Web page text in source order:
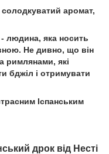
аромат,
людина, яка носить
Не дивно, що він
римлянами, які
бджіл і отримувати
Іспанським
дрок від Несті